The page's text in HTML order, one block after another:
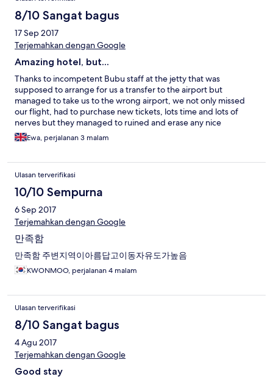
8/10 Sangat bagus
17 Sep 2017
Terjemahkan dengan Google
Amazing hotel, but...
Thanks to incompetent Bubu staff at the jetty that was
supposed to arrange for us a transfer to the airport but
managed to take us to the wrong airport, we not only missed
our flight, had to purchase new tickets, lots time and lots of
nerves but they managed to ruined and erase any nice
memories we had from the holiday. So I do not remember
anymore the nice beach (although a bit spoiled with too many
and attentive Bubu Villas manager, friendly and smiley staff at
the property, clean and comfy rooms that are definitely the best
ones at the island... these potential beautiful memories where
ruined on our way back... we got the boat transfer to the jetty in
Besut, where BuBu "ground staff"asked as for our flight number
and departure time. We undenied the time and the departure
airport. We were informed that we can get some lunch and a
taxi will be waiting for us at 2pm to take us to the airport.
Great... how wrong we were. After one hour drive we started to
be worried as the surroundings did not look like Kuala
Terranganu. We asked the driver (who spoke almost no English)
3h drive from Kuala Terranganu... so we were about to miss the
flight as there was no option to get to the right airport on time...
luckily our layover in KL was long enough so we were not in
danger of missing the flight to London...
Ewa, perjalanan 3 malam
Ulasan terverifikasi
10/10 Sempurna
6 Sep 2017
Terjemahkan dengan Google
만족함
만족함 주변지역이아름답고이동자유도가높음
KWONMOO, perjalanan 4 malam
Ulasan terverifikasi
8/10 Sangat bagus
4 Agu 2017
Terjemahkan dengan Google
Good stay